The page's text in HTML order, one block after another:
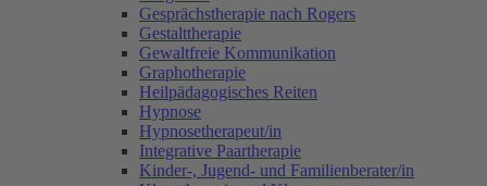
Gesprächstherapie nach Rogers
Gestalttherapie
Gewaltfreie Kommunikation
Graphotherapie
Heilpädagogisches Reiten
Hypnose
Hypnosetherapeut/in
Integrative Paartherapie
Kinder-, Jugend- und Familienberater/in